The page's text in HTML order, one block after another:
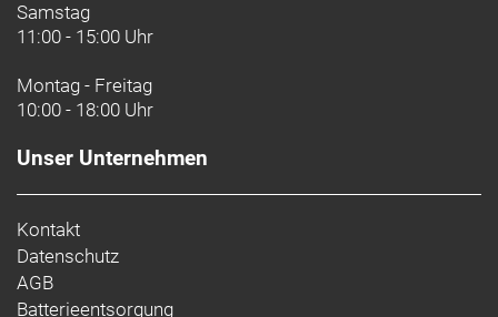
Samstag
11:00 - 15:00 Uhr
Montag - Freitag
10:00 - 18:00 Uhr
Unser Unternehmen
Kontakt
Datenschutz
AGB
Batterieentsorgung